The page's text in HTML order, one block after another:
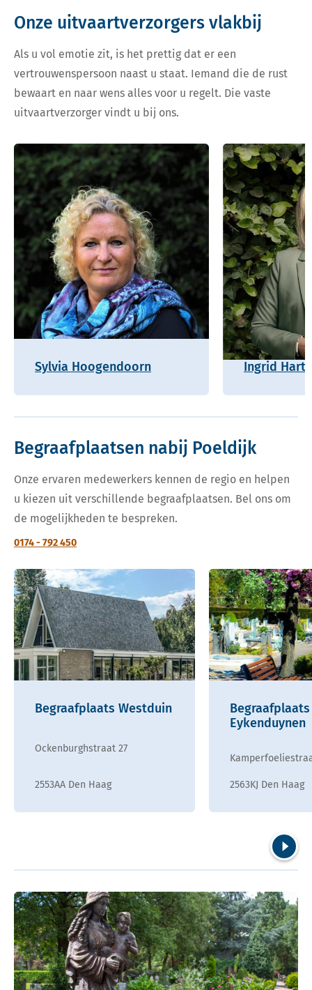
Onze uitvaartverzorgers vlakbij
Als u vol emotie zit, is het prettig dat er een
vertrouwenspersoon naast u staat. Iemand die de rust
bewaart en naar wens alles voor u regelt. Die vaste
uitvaartverzorger vindt u bij ons.
Sylvia Hoogendoorn Ingrid
Begraafplaatsen nabij Poeldijk
Onze ervaren medewerkers kennen de regio en helpen
u kiezen uit verschillende begraafplaatsen. Bel ons om
de mogelijkheden te bespreken.
0174 - 792 450
Begraafplaats Westduin
Ockenburghstraat 27
2553AA Den Haag
Eykenduynen
2563KJ Den Haag